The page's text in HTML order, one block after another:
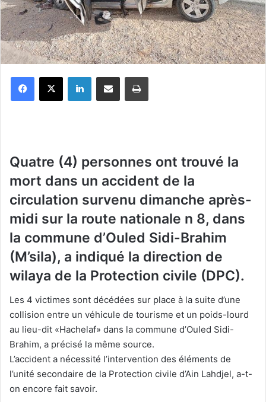
Quatre (4) personnes ont trouvé la
mort dans un accident de la
circulation survenu dimanche après-
midi sur la route nationale n 8, dans
la commune d’Ouled Sidi-Brahim
(M’sila), a indiqué la direction de
wilaya de la Protection civile (DPC).
Les 4 victimes sont décédées sur place à la suite d’une
collision entre un véhicule de tourisme et un poids-lourd
au lieu-dit «Hachelaf» dans la commune d’Ouled Sidi-
Brahim, a précisé la même source.
L’accident a nécessité l’intervention des éléments de
l’unité secondaire de la Protection civile d’Ain Lahdjel, a-t-
on encore fait savoir.